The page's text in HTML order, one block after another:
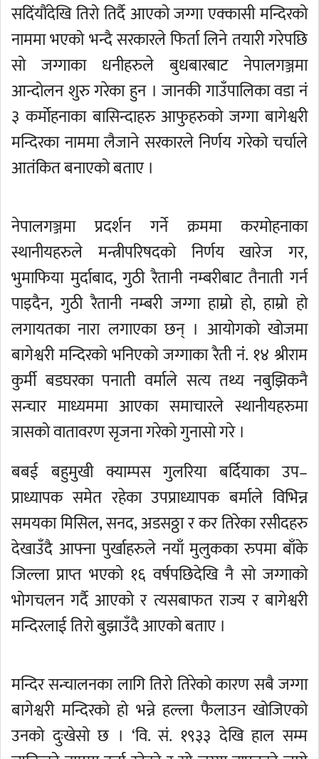
सदिंयौंदेखि तिरो तिर्दै आएको जग्गा एक्कासी मन्दिरको
नाममा भएको भन्दै सरकारले फिर्ता लिने तयारी गरेपछि
सो जग्गाका धनीहरुले बुधबारबाट नेपालगञ्जमा
आन्दोलन शुरु गरेका हुन । जानकी गाउँपालिका वडा नं
३ कर्मोहनाका बासिन्दाहरु आफुहरुको जग्गा बागेश्वरी
मन्दिरका नाममा लैजाने सरकारले निर्णय गरेको चर्चाले
आतंकित बनाएको बताए ।
नेपालगञ्जमा प्रदर्शन गर्ने क्रममा करमोहनाका
स्थानीयहरुले मन्त्रीपरिषदको निर्णय खारेज गर,
भुमाफिया मुर्दाबाद, गुठी रैतानी नम्बरीबाट तैनाती गर्न
पाइदैन, गुठी रैतानी नम्बरी जग्गा हाम्रो हो, हाम्रो हो
लगायतका नारा लगाएका छन् । आयोगको खोजमा
बागेश्वरी मन्दिरको भनिएको जग्गाका रैती नंं. १४ श्रीराम
कुर्मी बडघरका पनाती वर्माले सत्य तथ्य नबुझिकनै
सन्चार माध्यममा आएका समाचारले स्थानीयहरुमा
त्रासको वातावरण सृजना गरेको गुनासो गरे ।
बबई बहुमुखी क्याम्पस गुलरिया बर्दियाका उप–
प्राध्यापक समेत रहेका उपप्राध्यापक बर्माले विभिन्न
समयका मिसिल, सनद, अडसठ्ठा र कर तिरेका रसीदहरु
देखाउँदै आफ्ना पुर्खाहरुले नयाँ मुलुकका रुपमा बाँके
जिल्ला प्राप्त भएको १६ वर्षपछिदेखि नै सो जग्गाको
भोगचलन गर्दै आएको र त्यसबाफत राज्य र बागेश्वरी
मन्दिरलाई तिरो बुझाउँदै आएको बताए ।
मन्दिर सन्चालनका लागि तिरो तिरेको कारण सबै जग्गा
बागेश्वरी मन्दिरको हो भन्ने हल्ला फैलाउन खोजिएको
उनको दुःखेसो छ । ‘वि. सं. १९३३ देखि हाल सम्म